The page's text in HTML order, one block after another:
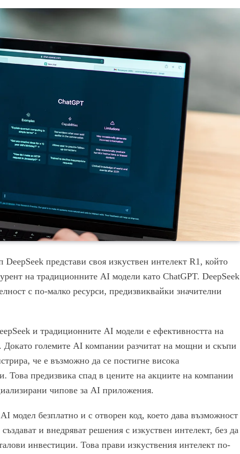
DeepSeek представи своя изкуствен интелект R1, който
на традиционните AI модели като ChatGPT. DeepSeek
с по-малко ресурси, предизвиквайки значителни
и традиционните AI модели е ефективността на
Докато големите AI компании разчитат на мощни и скъпи
че е възможно да се постигне висока
Това предизвика спад в цените на акциите на компании
чипове за AI приложения.
модел безплатно и с отворен код, което дава възможност
и внедряват решения с изкуствен интелект, без да
инвестиции. Това прави изкуствения интелект по-